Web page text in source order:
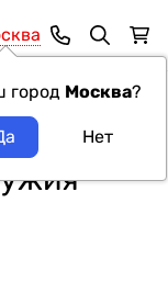
город Москва?
взведения